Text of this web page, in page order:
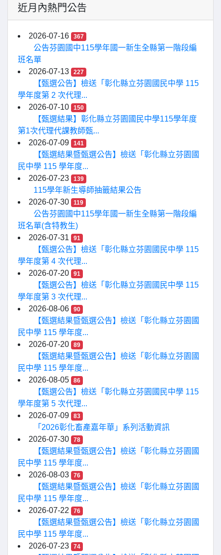
近月內熱門公告
2026-07-16 367
公告芬園國中115學年國一新生全縣第一階段編
班名單
2026-07-13
227
【甄選公告】檢送「彰化縣立芬園國民中學 115
學年度第 2 次代理...
2026-07-10
150
【甄選結果】彰化縣立芬園國民中學115學年度
第1次代理代課教師甄...
2026-07-09
141
【甄選結果暨甄選公告】檢送「彰化縣立芬園國
民中學 115 學年度...
2026-07-23
139
115學年新生導師抽籤結果公告
2026-07-30
119
公告芬園國中115學年國一新生全縣第一階段編
班名單(含特教生)
2026-07-31
91
【甄選公告】檢送「彰化縣立芬園國民中學 115
學年度第 4 次代理...
2026-07-20
91
【甄選公告】檢送「彰化縣立芬園國民中學 115
學年度第 3 次代理...
2026-08-06
90
【甄選結果暨甄選公告】檢送「彰化縣立芬園國
民中學 115 學年度...
2026-07-20
89
【甄選結果暨甄選公告】檢送「彰化縣立芬園國
民中學 115 學年度...
2026-08-05
86
【甄選公告】檢送「彰化縣立芬園國民中學 115
學年度第 5 次代理...
2026-07-09
83
「2026彰化畜產嘉年華」系列活動資訊
2026-07-30
78
【甄選結果暨甄選公告】檢送「彰化縣立芬園國
民中學 115 學年度...
2026-08-03
76
【甄選結果暨甄選公告】檢送「彰化縣立芬園國
民中學 115 學年度...
2026-07-22
76
【甄選結果暨甄選公告】檢送「彰化縣立芬園國
民中學 115 學年度...
2026-07-23
74